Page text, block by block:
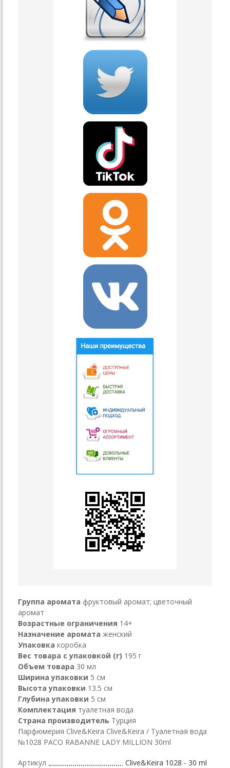
Группа аромата фруктовый аромат; цветочный
аромат
Возрастные ограничения 14+
Назначение аромата женский
Упаковка коробка
Вес товара с упаковкой (г) 195 г
Объем товара 30 мл
Ширина упаковки 5 см
Высота упаковки 13.5 см
Глубина упаковки 5 см
Комплектация туалетная вода
Страна производитель Турция
Парфюмерия Clive&Keira Clive&Keira / Туалетная вода
№1028 PACO RABANNE LADY MILLION 30ml
Артикул Clive&Keira 1028 - 30 ml